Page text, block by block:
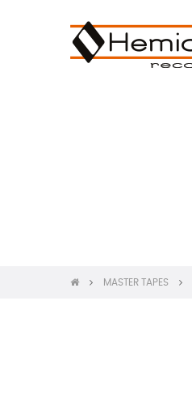
MASTER TAPES